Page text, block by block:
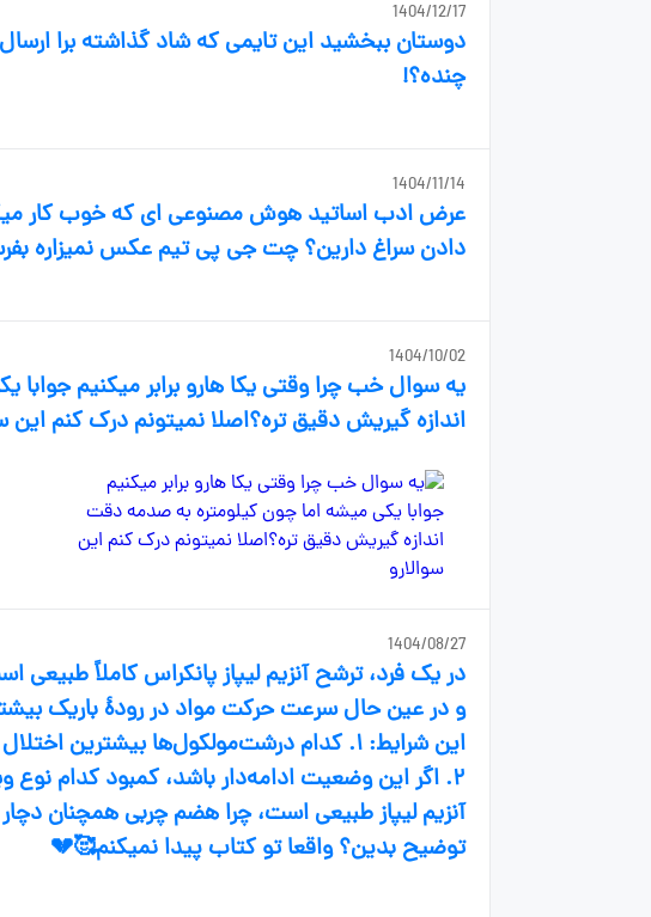
1404/12/17
دوستان ببخشید این تایمی که شاد گذاشته برا
چنده؟!
1404/11/14
عرض ادب اساتید هوش مصنوعی ای که خوب کار
دادن سراغ دارین؟ چت جی پی تیم عکس نمیزاره
1404/10/02
یه سوال خب چرا وقتی یکا هارو برابر میکنیم
اندازه گیریش دقیق تره؟اصلا نمیتونم درک کنم این
1404/08/27
در یک فرد، ترشح آنزیم لیپاز پانکراس کاملاً
و در عین حال سرعت حرکت مواد در رودهٔ باریک
این شرایط: ۱. کدام درشت‌مولکول‌ها
آنزیم لیپاز طبیعی است، چرا هضم چربی همچنان
توضیح بدین؟ واقعا تو کتاب پیدا نمیکنم🥰💔